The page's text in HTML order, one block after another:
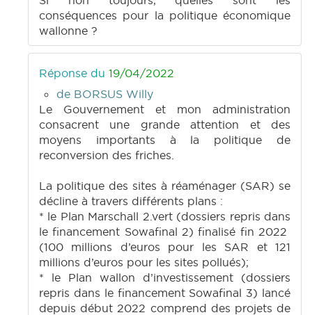
conséquences pour la politique économique
wallonne ?
Réponse du 19/04/2022
de BORSUS Willy
Le Gouvernement et mon administration
consacrent une grande attention et des
moyens importants à la politique de
reconversion des friches.
La politique des sites à réaménager (SAR) se
décline à travers différents plans :
* le Plan Marschall 2.vert (dossiers repris dans
le financement Sowafinal 2) finalisé fin 2022
(100 millions d’euros pour les SAR et 121
millions d’euros pour les sites pollués);
* le Plan wallon d’investissement (dossiers
repris dans le financement Sowafinal 3) lancé
depuis début 2022 comprend des projets de